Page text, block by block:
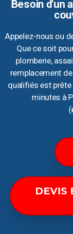
Besoin d'un
Appelez-nous ou
Que ce soit
plomberie,
remplacement
qualifiés est
minutes à
(
DEVIS